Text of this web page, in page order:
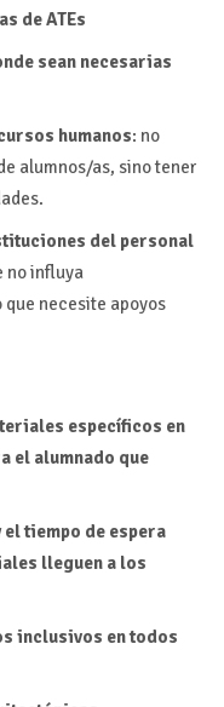
de ATEs
sean necesarias
humanos: no
alumnos/as, sino tener
del personal
no influya
necesite apoyos
específicos en
el alumnado que
tiempo de espera
lleguen a los
inclusivos en todos